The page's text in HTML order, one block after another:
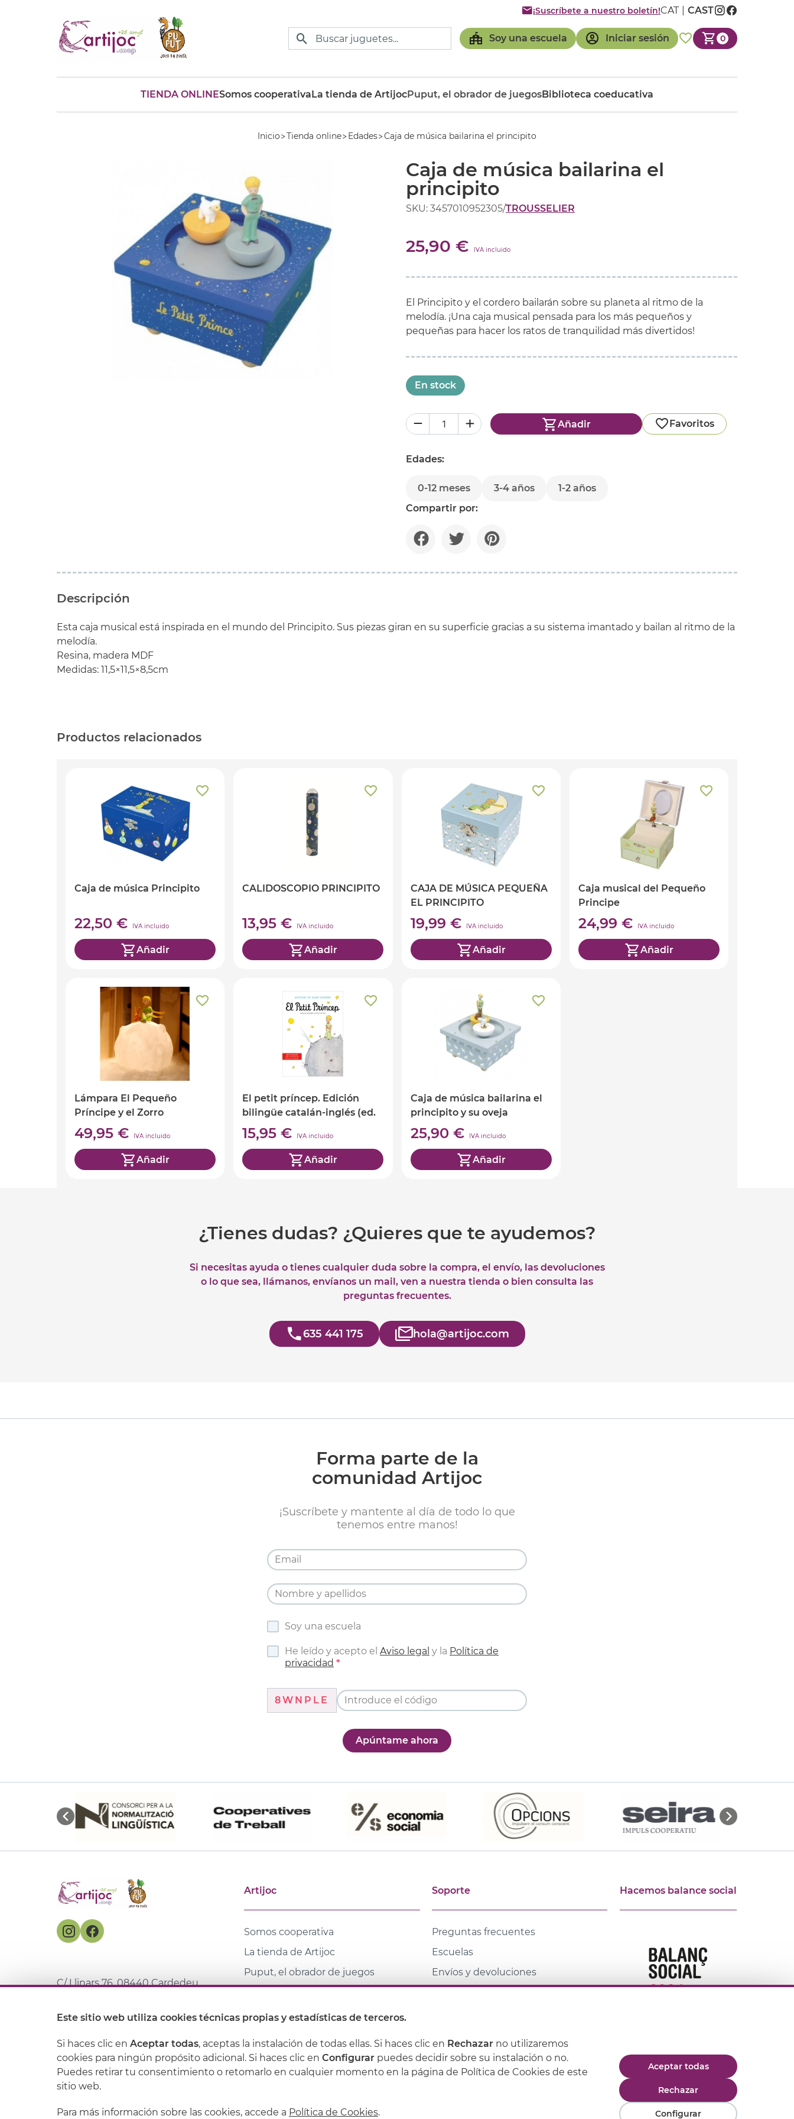
Soy una escuela Iniciar sesión 0
¡Suscríbete a nuestro boletín!CAT CAST
TIENDA ONLINESomos cooperativaLa tienda de ArtijocPuput, el obrador de juegosBiblioteca coeducativa
Inicio Tienda online Edades Caja de música bailarina el principito
Caja de música bailarina el
principito
SKU: 3457010952305/TROUSSELIER
25,90 € IVA incluido
El Principito y el cordero bailarán sobre su planeta al ritmo de la
melodía. ¡Una caja musical pensada para los más pequeños y
pequeñas para hacer los ratos de tranquilidad más divertidos!
En stock
Añadir Favoritos
Edades:
0-12 meses 3-4 años
1-2 años
Compartir por:
Descripción
Esta caja musical está inspirada en el mundo del Principito. Sus piezas giran en su superficie gracias a su sistema imantado y bailan al ritmo de la
melodía.
Resina, madera MDF
Medidas: 11,5×11,5×8,5cm
Productos relacionados
Caja de música Principito
22,50 € IVA incluido
Añadir
CALIDOSCOPIO PRINCIPITO
13,95 € IVA incluido
Añadir
CAJA DE MÚSICA PEQUEÑA
EL PRINCIPITO
19,99 € IVA incluido
Añadir
Caja musical del Pequeño
Principe
24,99 € IVA incluido
Añadir
Lámpara El Pequeño
Príncipe y el Zorro
49,95 € IVA incluido
Añadir
El petit príncep. Edición
bilingüe catalán-inglés (ed.
en catalán)
15,95 € IVA incluido
Añadir
Caja de música bailarina el
principito y su oveja
25,90 € IVA incluido
Añadir
¿Tienes dudas? ¿Quieres que te ayudemos?
Si necesitas ayuda o tienes cualquier duda sobre la compra, el envío, las devoluciones
o lo que sea, llámanos, envíanos un mail, ven a nuestra tienda o bien consulta las
preguntas frecuentes.
635 441 175 hola@artijoc.com
Forma parte de la
comunidad Artijoc
¡Suscríbete y mantente al día de todo lo que
tenemos entre manos!
Soy una escuela
He leído y acepto el Aviso legal y la Política de
privacidad
8WNPLE
Apúntame ahora
C/ Llinars 76, 08440 Cardedeu
web@artijoc.com
Artijoc
Somos cooperativa
La tienda de Artijoc
Puput, el obrador de juegos
Marcas
Soporte
Preguntas frecuentes
Escuelas
Envíos y devoluciones
Hacemos balance social
Este sitio web utiliza cookies técnicas propias y estadísticas de terceros.
Si haces clic en Aceptar todas, aceptas la instalación de todas ellas. Si haces clic en Rechazar no utilizaremos
cookies para ningún propósito adicional. Si haces clic en Configurar puedes decidir sobre su instalación o no.
Puedes retirar tu consentimiento o retomarlo en cualquier momento en la página de Política de Cookies de este
sitio web.
Para más información sobre las cookies, accede a Política de Cookies.
Aceptar todas
Rechazar
Configurar